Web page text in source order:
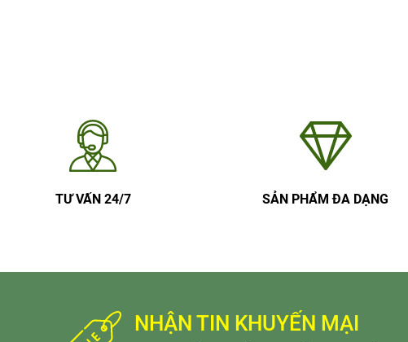
TƯ VẤN 24/7 SẢN PHẨM ĐA DẠNG
NHẬN TIN KHUYẾN MẠI